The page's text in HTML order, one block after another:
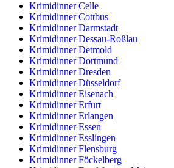
Krimidinner Celle
Krimidinner Cottbus
Krimidinner Darmstadt
Krimidinner Dessau-Roßlau
Krimidinner Detmold
Krimidinner Dortmund
Krimidinner Dresden
Krimidinner Düsseldorf
Krimidinner Eisenach
Krimidinner Erfurt
Krimidinner Erlangen
Krimidinner Essen
Krimidinner Esslingen
Krimidinner Flensburg
Krimidinner Föckelberg